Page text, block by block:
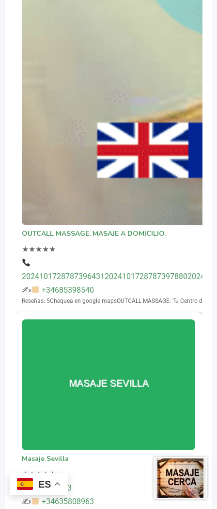
OUTCALL MASSAGE. MASAJE A DOMICILIO.
★★★★★
✍
+34685398540
Reseñas: 5Chequea en google mapsOUTCALL MASSAGE: Tu Centro de
Masaje Sevilla
★ ★ ★ ★ ★
635808963
✍
+34635808963
ES